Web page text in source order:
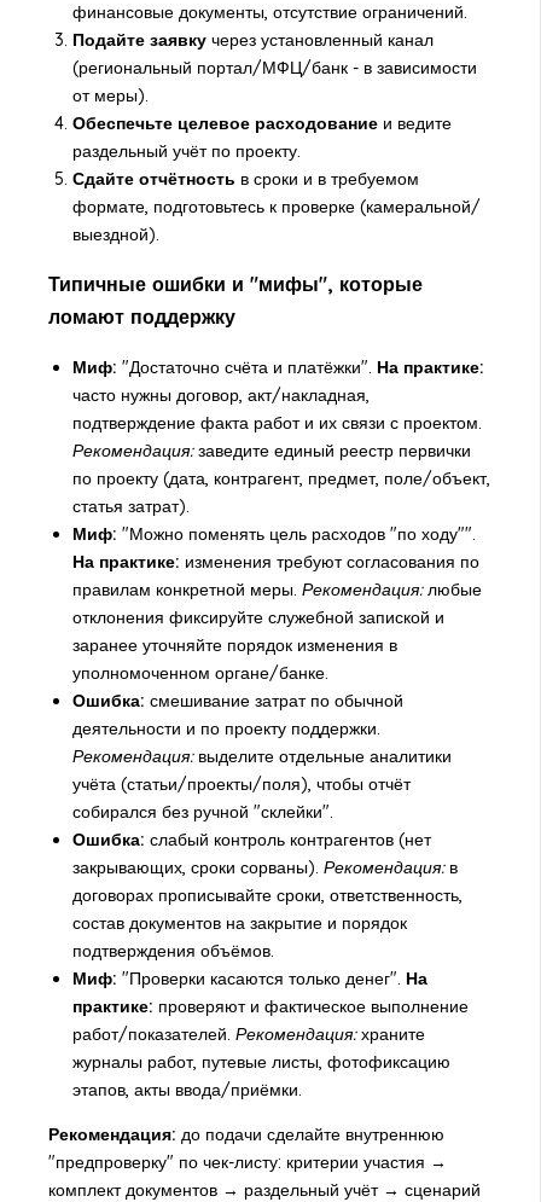
финансовые документы, отсутствие ограничений.
Подайте заявкучерез установленный канал
(региональный портал/МФЦ/банк - в зависимости
от меры).
Обеспечьте целевое расходованиеи ведите
раздельный учёт по проекту.
Сдайте отчётность в сроки и в требуемом
формате, подготовьтесь к проверке (камеральной/
выездной).
Типичные ошибки и "мифы", которые
ломают поддержку
Миф: "Достаточно счёта и платёжки". На практике:
часто нужны договор, акт/накладная,
подтверждение факта работ и их связи с проектом.
Рекомендация:заведите единый реестр первички
по проекту (дата, контрагент, предмет, поле/объект,
статья затрат).
Миф: "Можно поменять цель расходов "по ходу"".
На практике: изменения требуют согласования по
правилам конкретной меры. Рекомендация:любые
отклонения фиксируйте служебной запиской и
заранее уточняйте порядок изменения в
уполномоченном органе/банке.
Ошибка: смешивание затрат по обычной
деятельности и по проекту поддержки.
Рекомендация:выделите отдельные аналитики
учёта (статьи/проекты/поля), чтобы отчёт
собирался без ручной "склейки".
Ошибка: слабый контроль контрагентов (нет
закрывающих, сроки сорваны). Рекомендация:в
договорах прописывайте сроки, ответственность,
состав документов на закрытие и порядок
подтверждения объёмов.
Миф: "Проверки касаются только денег". На
практике: проверяют и фактическое выполнение
работ/показателей. Рекомендация:храните
журналы работ, путевые листы, фотофиксацию
этапов, акты ввода/приёмки.
Рекомендация: до подачи сделайте внутреннюю
"предпроверку" по чек-листу: критерии участия →
комплект документов → раздельный учёт → сценарий